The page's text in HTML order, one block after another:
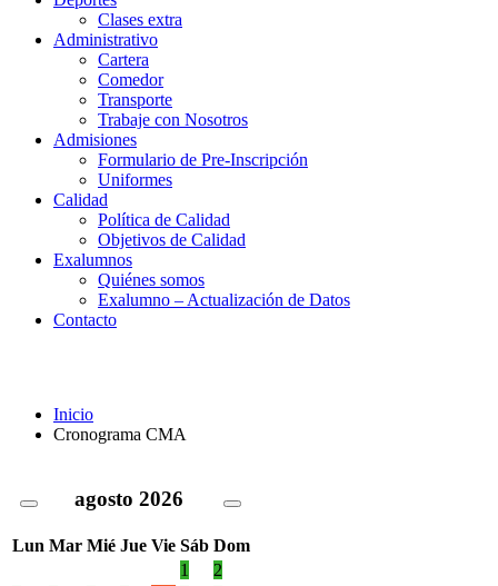
Clases extra
Administrativo
Cartera
Comedor
Transporte
Trabaje con Nosotros
Admisiones
Formulario de Pre-Inscripción
Uniformes
Calidad
Política de Calidad
Objetivos de Calidad
Exalumnos
Quiénes somos
Exalumno – Actualización de Datos
Contacto
Inicio
Cronograma CMA
agosto 2026
Lun Mar Mié Jue Vie Sáb Dom
1
2